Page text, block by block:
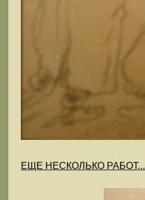
ЕЩЕ НЕСКОЛЬКО РАБОТ...